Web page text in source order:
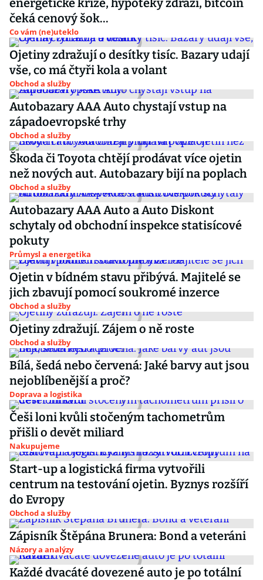
energetické krize, hypotéky zdraží, bitcoin
čeká cenový šok...
Co vám (ne)uteklo
Ojetiny zdražují o desítky tisíc. Bazary udají
vše, co má čtyři kola a volant
Obchod a služby
Autobazary AAA Auto chystají vstup na
západoevropské trhy
Obchod a služby
Škoda či Toyota chtějí prodávat více ojetin
než nových aut. Autobazary bijí na poplach
Obchod a služby
Autobazary AAA Auto a Auto Diskont
schytaly od obchodní inspekce statisícové
pokuty
Průmysl a energetika
Ojetin v bídném stavu přibývá. Majitelé se
jich zbavují pomocí soukromé inzerce
Obchod a služby
Ojetiny zdražují. Zájem o ně roste
Obchod a služby
Bílá, šedá nebo červená: Jaké barvy aut jsou
nejoblíbenější a proč?
Doprava a logistika
Češi loni kvůli stočeným tachometrům
přišli o devět miliard
Nakupujeme
Start-up a logistická firma vytvořili
centrum na testování ojetin. Byznys rozšíří
do Evropy
Obchod a služby
Zápisník Štěpána Brunera: Bond a veteráni
Názory a analýzy
Každé dvacáté dovezené auto je po totální